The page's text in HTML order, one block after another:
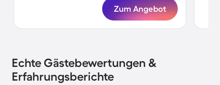
Zum Angebot
Echte Gästebewertungen &
Erfahrungsberichte